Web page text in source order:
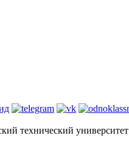
технический университет